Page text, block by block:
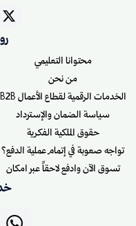
محتوانا التعليمي
من نحن
الخدمات الرقمية لقطاع الأعمال B2B
سياسة الضمان والإسترداد
حقوق الملكية الفكرية
تواجه صعوبة في إتمام عملية الدفع؟
تسوق الآن وادفع لاحقاً عبر امكان